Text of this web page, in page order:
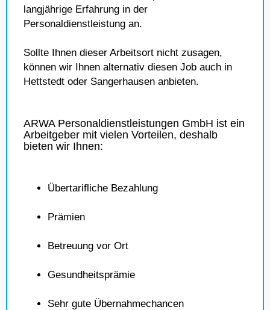
langjährige Erfahrung in der
Personaldienstleistung an.
Sollte Ihnen dieser Arbeitsort nicht zusagen,
können wir Ihnen alternativ diesen Job auch in
Hettstedt oder Sangerhausen anbieten.
ARWA Personaldienstleistungen GmbH ist ein
Arbeitgeber mit vielen Vorteilen, deshalb
bieten wir Ihnen:
Übertarifliche Bezahlung
Prämien
Betreuung vor Ort
Gesundheitsprämie
Sehr gute Übernahmechancen